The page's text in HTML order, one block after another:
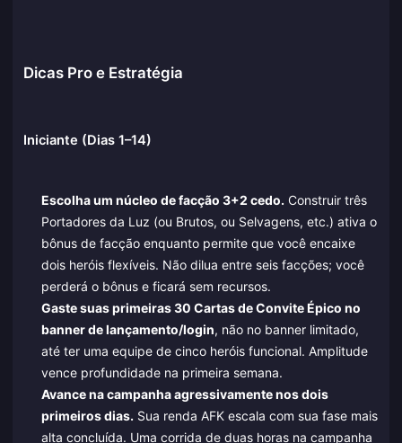
Dicas Pro e Estratégia
Iniciante (Dias 1–14)
Escolha um núcleo de facção 3+2 cedo. Construir três
Portadores da Luz (ou Brutos, ou Selvagens, etc.) ativa o
bônus de facção enquanto permite que você encaixe
dois heróis flexíveis. Não dilua entre seis facções; você
perderá o bônus e ficará sem recursos.
Gaste suas primeiras 30 Cartas de Convite Épico no
banner de lançamento/login, não no banner limitado,
até ter uma equipe de cinco heróis funcional. Amplitude
vence profundidade na primeira semana.
Avance na campanha agressivamente nos dois
primeiros dias. Sua renda AFK escala com sua fase mais
alta concluída. Uma corrida de duas horas na campanha